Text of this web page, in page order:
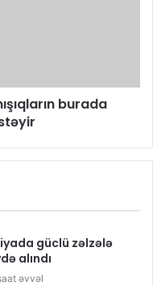
burada
güclü zəlzələ
alındı
əvvəl